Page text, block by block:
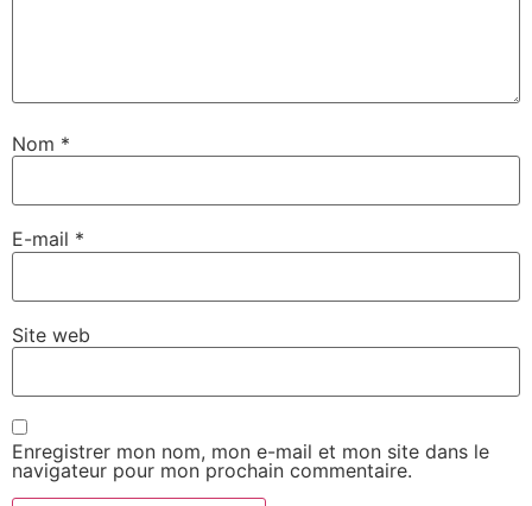
Nom *
E-mail *
Site web
Enregistrer mon nom, mon e-mail et mon site dans le
navigateur pour mon prochain commentaire.